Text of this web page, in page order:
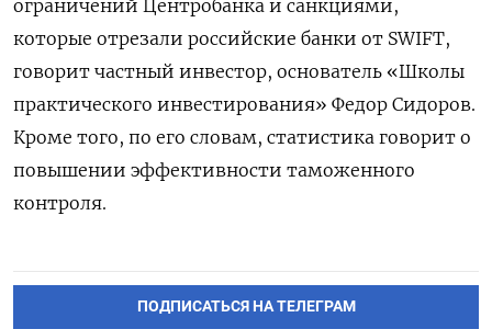
ограничений Центробанка и санкциями,
которые отрезали российские банки от SWIFT,
говорит частный инвестор, основатель «Школы
практического инвестирования» Федор Сидоров.
Кроме того, по его словам, статистика говорит о
повышении эффективности таможенного
контроля.
ПОДПИСАТЬСЯ НА ТЕЛЕГРАМ